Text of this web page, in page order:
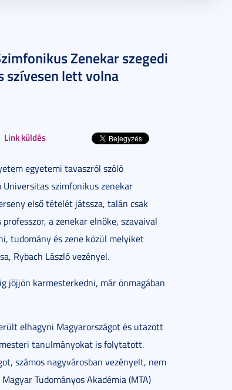
Zenekar szegedi
szívesen lett volna
Link küldés
egyetemi tavaszról szóló
szimfonikus zenekar
első tételét játssza, talán csak
a zenekar elnöke, szavaival
tudomány és zene közül melyiket
Rybach László vezényel.
jöjjön karmesterkedni, már önmagában
elhagyni Magyarországot és utazott
tanulmányokat is folytatott.
számos nagyvárosban vezényelt, nem
Tudományos Akadémia (MTA)